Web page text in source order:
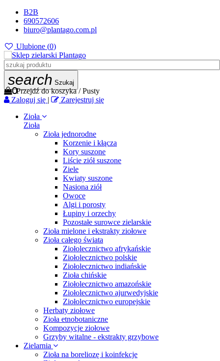
B2B
690572606
biuro@plantago.com.pl
Ulubione (0)
search Szukaj
0Przejdź do koszyka /Pusty
Zaloguj się |
Zarejestruj się
Zioła
Zioła
Zioła jednorodne
Korzenie i kłącza
Kory suszone
Liście ziół suszone
Ziele
Kwiaty suszone
Nasiona ziół
Owoce
Algi i porosty
Łupiny i orzechy
Pozostałe surowce zielarskie
Zioła mielone i ekstrakty ziołowe
Zioła całego świata
Ziołolecznictwo afrykańskie
Ziołolecznictwo polskie
Ziołolecznictwo indiańskie
Zioła chińskie
Ziołolecznictwo amazońskie
Ziołolecznictwo ajurwedyjskie
Ziołolecznictwo europejskie
Herbaty ziołowe
Zioła etnobotaniczne
Kompozycje ziołowe
Grzyby witalne - ekstrakty grzybowe
Zielarnia
Zioła na boreliozę i koinfekcje